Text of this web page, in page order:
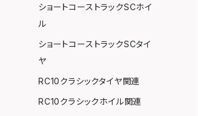
ショートコーストラックSCホイ
ル
ショートコーストラックSCタイ
ヤ
RC10クラシックタイヤ関連
RC10クラシックホイル関連